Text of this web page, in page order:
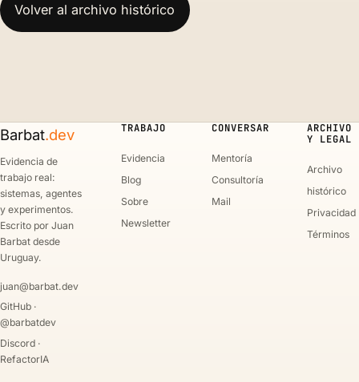
Volver al archivo histórico
Barbat.dev
Evidencia de
trabajo real:
sistemas, agentes
y experimentos.
Escrito por Juan
Barbat desde
Uruguay.
juan@barbat.dev
GitHub ·
@barbatdev
Discord ·
RefactorIA
TRABAJO
Evidencia
Blog
Sobre
Newsletter
CONVERSAR
Mentoría
Consultoría
Mail
ARCHIVO
Y LEGAL
Archivo
histórico
Privacidad
Términos